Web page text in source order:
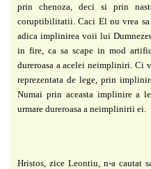
prin chenoza, deci si prin
coruptibilitatii. Caci El nu vrea sa
adica implinirea voii lui
in fire, ca sa scape in mod
dureroasa a acelei neimpliniri. Ci
reprezentata de lege, prin
Numai prin aceasta implinire a
urmare dureroasa a neimplinirii ei.
Hristos, zice Leontiu, n-a cautat